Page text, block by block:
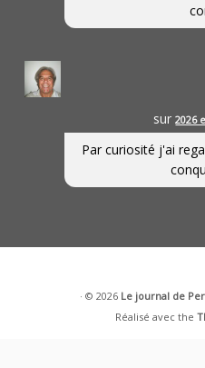
sur2026
Par curiosité j'ai
· © 2026 Le journal de
Réalisé avec the